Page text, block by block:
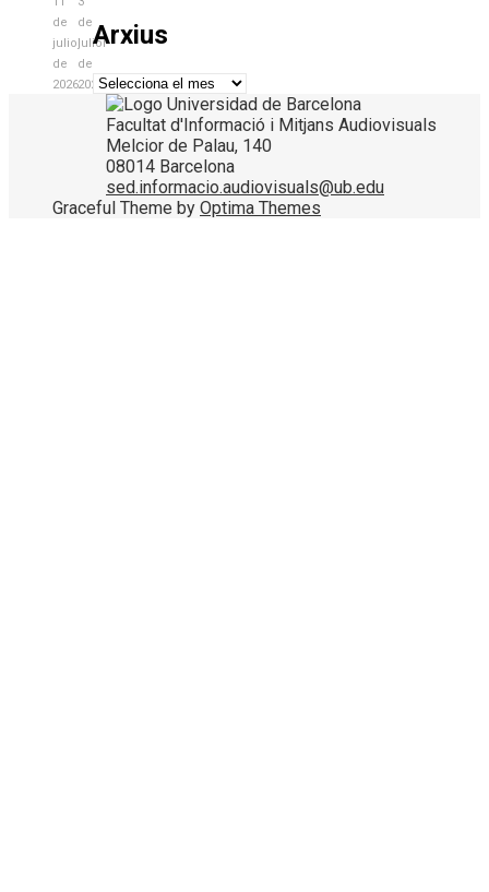
de
juliol
de
2026
de
juliol
de
2026
Arxius
Arxius
Facultat d'Informació i Mitjans Audiovisuals
Melcior de Palau, 140
08014 Barcelona
sed.informacio.audiovisuals@ub.edu
Graceful Theme by Optima Themes